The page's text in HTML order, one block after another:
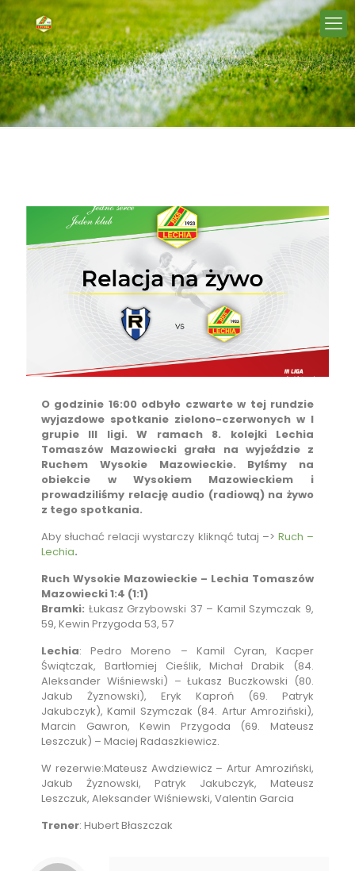
O godzinie 16:00 odbyło czwarte w tej rundzie
wyjazdowe spotkanie zielono-czerwonych w I
grupie III ligi. W ramach 8. kolejki Lechia
Tomaszów Mazowiecki grała na wyjeździe z
Ruchem Wysokie Mazowieckie. Bylśmy na
obiekcie w Wysokiem Mazowieckiem i
prowadziliśmy relację audio (radiową) na żywo
z tego spotkania.
Aby słuchać relacji wystarczy kliknąć tutaj –> Ruch –
Lechia.
Ruch Wysokie Mazowieckie – Lechia Tomaszów
Mazowiecki 1:4 (1:1)
Bramki: Łukasz Grzybowski 37 – Kamil Szymczak 9,
59, Kewin Przygoda 53, 57
Lechia: Pedro Moreno – Kamil Cyran, Kacper
Świątczak, Bartłomiej Cieślik, Michał Drabik (84.
Aleksander Wiśniewski) – Łukasz Buczkowski (80.
Jakub Żyznowski), Eryk Kaproń (69. Patryk
Jakubczyk), Kamil Szymczak (84. Artur Amroziński),
Marcin Gawron, Kewin Przygoda (69. Mateusz
Leszczuk) – Maciej Radaszkiewicz.
W rezerwie:Mateusz Awdziewicz – Artur Amroziński,
Jakub Żyznowski, Patryk Jakubczyk, Mateusz
Leszczuk, Aleksander Wiśniewski, Valentin Garcia
Trener: Hubert Błaszczak